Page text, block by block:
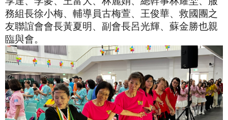
務組長徐小梅、輔導員古梅萱、王俊華、救國團之
友聯誼會會長黃夏明、副會長呂光輝、蘇金勝也親
臨與會。